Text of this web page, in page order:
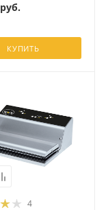
руб.
КУПИТЬ
4